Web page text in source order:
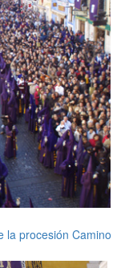
la procesión Camino